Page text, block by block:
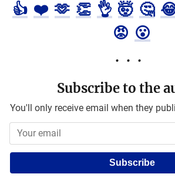
👍 ❤️ 🫶 👏 👌 🤯 🤔
😡 😮
Subscribe to the
You'll only receive email when they
Subscribe